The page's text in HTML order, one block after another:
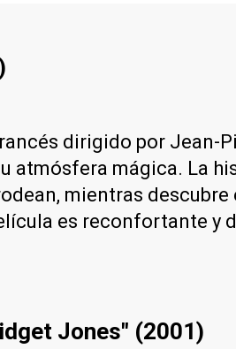
dirigido por Jean-
atmósfera mágica. La
mientras
es reconfortante y
Jones" (2001)